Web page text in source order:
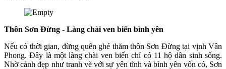
Thôn Sơn Đừng - Làng chài ven biển bình yên
Nếu có thời gian, đừng quên ghé thăm thôn Sơn Đừng tại vịnh Vân
Phong. Đây là một làng chài ven biển chỉ có 11 hộ dân sinh sống.
Nhờ cảnh đẹp như tranh vẽ với sự yên tĩnh và bình yên vốn có, Sơn